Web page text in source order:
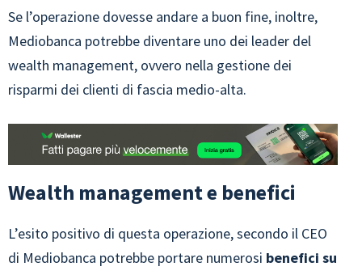
Se l’operazione dovesse andare a buon fine, inoltre,
Mediobanca potrebbe diventare uno dei leader del
wealth management, ovvero nella gestione dei
risparmi dei clienti di fascia medio-alta.
Wealth management e benefici
L’esito positivo di questa operazione, secondo il CEO
di Mediobanca potrebbe portare numerosi benefici su